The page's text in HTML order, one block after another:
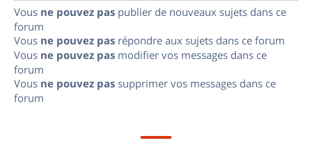
Vous ne pouvez pas publier de nouveaux sujets dans ce
forum
Vous ne pouvez pas répondre aux sujets dans ce forum
Vous ne pouvez pas modifier vos messages dans ce
forum
Vous ne pouvez pas supprimer vos messages dans ce
forum